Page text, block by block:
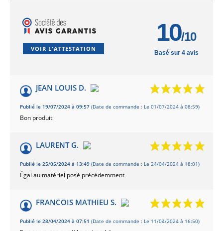
VOIR L'ATTESTATION
10/10
Basé sur 4 avis
JEAN LOUIS D.
Publié le 19/07/2024 à 09:57 (Date de commande : Le 01/07/2024 à 08:59)
Bon produit
LAURENT G.
Publié le 25/05/2024 à 13:49 (Date de commande : Le 24/04/2024 à 18:01)
Égal au matériel posé précédemment
FRANCOIS MATHIEU S.
Publié le 28/04/2024 à 07:51 (Date de commande : Le 11/04/2024 à 16:50)